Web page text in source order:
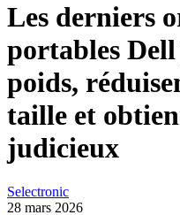
Les derniers
portables
poids,
taille et
judicieux
Selectronic
28 mars 2026